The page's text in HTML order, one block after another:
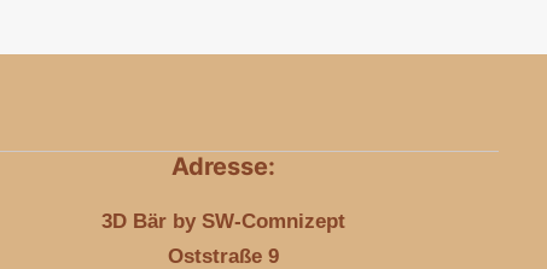
Adresse:
3D Bär by SW-Comnizept
Oststraße 9